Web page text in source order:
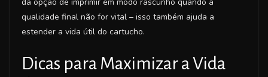
qualidade final não for vital – isso também ajuda a
estender a vida útil do cartucho.
Dicas para Maximizar a Vida